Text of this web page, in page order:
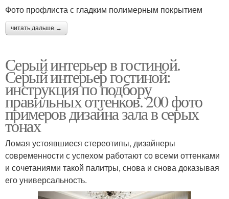
Фото профлиста с гладким полимерным покрытием
читать дальше →
Серый интерьер в гостиной.
Серый интерьер гостиной:
инструкция по подбору
правильных оттенков. 200 фото
примеров дизайна зала в серых
тонах
Ломая устоявшиеся стереотипы, дизайнеры
современности с успехом работают со всеми оттенками
и сочетаниями такой палитры, снова и снова доказывая
его универсальность.